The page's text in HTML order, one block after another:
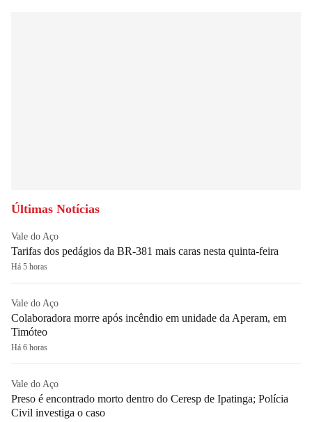
Últimas Notícias
Vale do Aço
Tarifas dos pedágios da BR-381 mais caras nesta quinta-feira
Há 5 horas
Vale do Aço
Colaboradora morre após incêndio em unidade da Aperam, em
Timóteo
Há 6 horas
Vale do Aço
Preso é encontrado morto dentro do Ceresp de Ipatinga; Polícia
Civil investiga o caso